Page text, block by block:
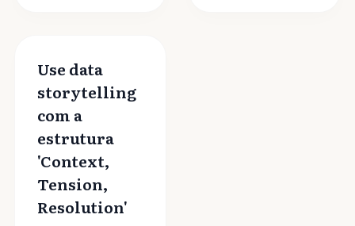
Use data
storytelling
com a
estrutura
'Context,
Tension,
Resolution'